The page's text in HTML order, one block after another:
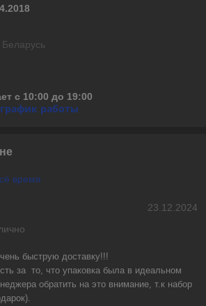
с 10:00 до 19:00
работы
время
23.12.2024
быструю доставку!!!
за  то, что упаковка была в идеальном
обратить на это внимание, т.к набор